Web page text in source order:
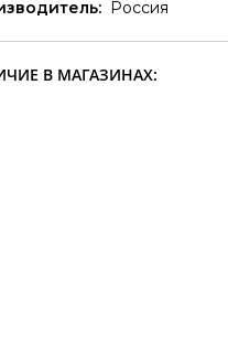
Россия
В МАГАЗИНАХ: